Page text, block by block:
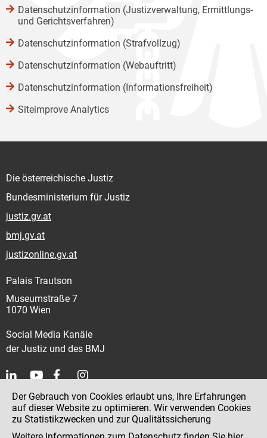
Datenschutzinformation (Justizverwaltung, Ermittlungs-
und Gerichtsverfahren)
Datenschutzinformation (Strafvollzug)
Datenschutzinformation (Webauftritt)
Datenschutzinformation (Informationsfreiheit)
Siteimprove Analytics
Die österreichische Justiz
Bundesministerium für Justiz
justiz.gv.at
bmj.gv.at
justizonline.gv.at
Palais Trautson
Museumstraße 7
1070 Wien
Social Media Kanäle
der Justiz und des BMJ
Kontakt
Impressum
Der Gebrauch von Cookies erlaubt uns, Ihre Erfahrungen
auf dieser Website zu optimieren. Wir verwenden Cookies
zu Statistikzwecken und zur Qualitätssicherung